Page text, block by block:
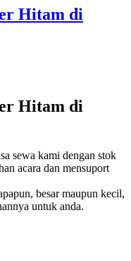
Hitam di
Hitam di
sewa kami dengan stok
acara dan mensuport
besar maupun kecil,
untuk anda.